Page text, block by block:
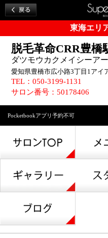
東海エリ
脱毛革命CRR豊橋
ダツモウカクメイシーア
愛知県豊橋市広小路3丁目1アイ
TEL：050-3199-1131
サロン番号：50178406
Pocketbookアプリ予約不可